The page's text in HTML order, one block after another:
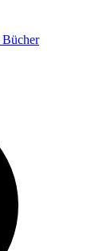
Bücher